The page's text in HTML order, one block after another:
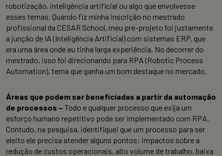
robotização, inteligência artificial ou algo que envolvesse
esses temas. Quando fiz minha inscrição no mestrado
profissional da CESAR School, meu pré-projeto foi justamente
a junção de IA (Inteligência Artificial) com sistemas ERP, que
era uma área onde eu tinha larga experiência. No decorrer do
mestrado, isso foi direcionando para RPA (Robotic Process
Automation), tema que ganha um bom destaque no mercado.
Áreas que podem ser beneficiadas a partir da automação
de processos – Todo e qualquer processo que exija um
esforço humano repetitivo pode ser implementado com RPA.
Contudo, na pesquisa, identifiquei que um processo para ser
eleito ele precisa atender alguns pontos: impactos sobre a
redução de custos operacionais, alto volume de trabalho, baixa